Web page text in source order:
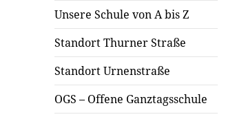
Unsere Schule von A bis Z
Standort Thurner Straße
Standort Urnenstraße
OGS – Offene Ganztagsschule